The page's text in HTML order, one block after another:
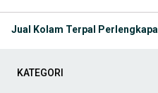
duty, kompresor, generator,
Jual Kolam Terpal
KATEGORI